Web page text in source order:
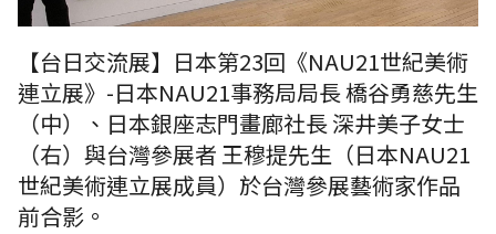
【台日交流展】日本第23回《NAU21世紀美術
連立展》-日本NAU21事務局局長 橋谷勇慈先生
（中）、日本銀座志門畫廊社長 深井美子女士
（右）與台灣參展者 王穆提先生（日本NAU21
世紀美術連立展成員）於台灣參展藝術家作品
前合影。